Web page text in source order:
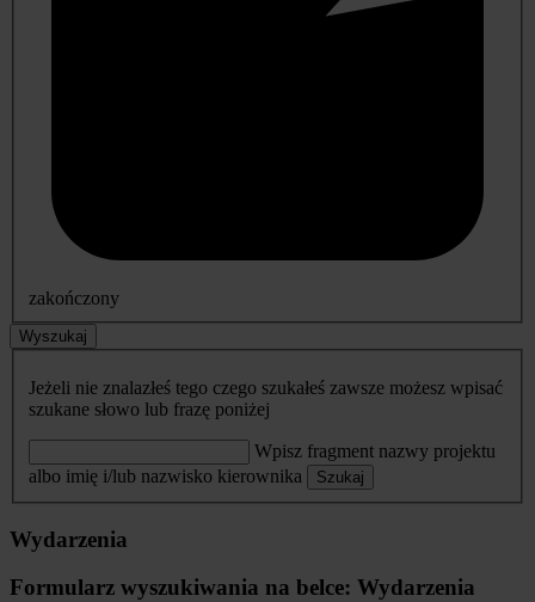
zakończony
Wyszukaj
Jeżeli nie znalazłeś tego czego szukałeś zawsze możesz wpisać
szukane słowo lub frazę poniżej
Wpisz fragment nazwy projektu
albo imię i/lub nazwisko kierownika
Szukaj
Wydarzenia
Formularz wyszukiwania na belce: Wydarzenia